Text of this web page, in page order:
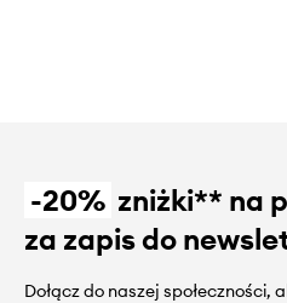
-20% zniżki** na
za zapis do
Dołącz do naszej